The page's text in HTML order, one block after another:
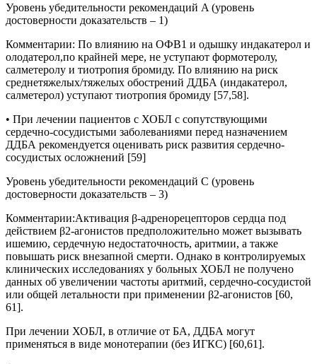
Уровень убедительности рекомендаций A (уровень
достоверности доказательств – 1)
Комментарии: По влиянию на ОФВ1 и одышку индакатерол и
олодатерол,по крайней мере, не уступают формотеролу,
салметеролу и тиотропия бромиду. По влиянию на риск
среднетяжелых/тяжелых обострений ДДБА (индакатерол,
салметерол) уступают тиотропия бромиду [57,58].
• При лечении пациентов с ХОБЛ с сопутствующими
сердечно-сосудистыми заболеваниями перед назначением
ДДБА рекомендуется оценивать риск развития сердечно-
сосудистых осложнений [59]
Уровень убедительности рекомендаций С (уровень
достоверности доказательств – 3)
Комментарии:Активация β-адренорецепторов сердца под
действием β2-агонистов предположительно может вызывать
ишемию, сердечную недостаточность, аритмии, а также
повышать риск внезапной смерти. Однако в контролируемых
клинических исследованиях у больных ХОБЛ не получено
данных об увеличении частоты аритмий, сердечно-сосудистой
или общей летальности при применении β2-агонистов [60,
61].
При лечении ХОБЛ, в отличие от БА, ДДБА могут
применяться в виде монотерапии (без ИГКС) [60,61].